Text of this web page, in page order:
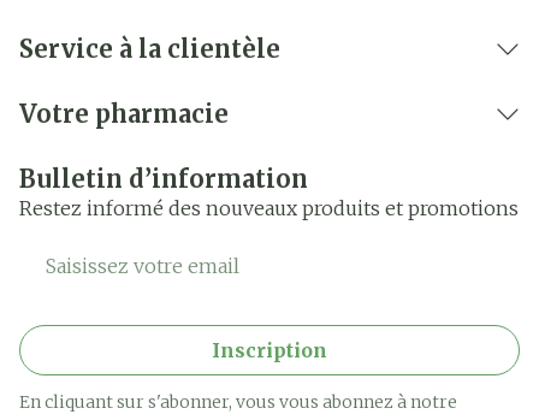
Service à la clientèle
Votre pharmacie
Bulletin d’information
Restez informé des nouveaux produits et promotions
Adresse mail
Inscription
En cliquant sur s'abonner, vous vous abonnez à notre